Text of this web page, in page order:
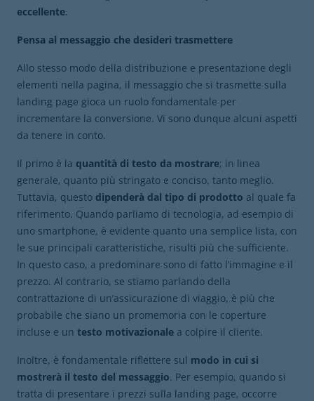
eccellente.
Pensa al messaggio che desideri trasmettere
Allo stesso modo della distribuzione e presentazione degli
elementi nella pagina, il messaggio che si trasmette sulla
landing page gioca un ruolo fondamentale per
incrementare la conversione. Vi sono dunque alcuni aspetti
da tenere in conto.
Il primo è la quantità di testo da mostrare; in linea
generale, quanto più stringato e conciso, tanto meglio.
Tuttavia, questo dipenderà dal tipo di prodotto al quale fa
riferimento. Quando parliamo di tecnologia, ad esempio di
uno smartphone, è evidente quanto una semplice lista, con
le sue principali caratteristiche, risulti più che sufficiente.
In questo caso, a predominare sono di fatto l’immagine e il
prezzo. Al contrario, se stiamo parlando della
contrattazione di un’assicurazione di viaggio, è più che
probabile che siano un promemoria con le coperture
incluse e un testo motivazionale a colpire il cliente.
Inoltre, è fondamentale riflettere sul modo in cui si
mostrerà il testo del messaggio. Per esempio, quando si
tratta di presentare i prezzi sulla landing page, occorre